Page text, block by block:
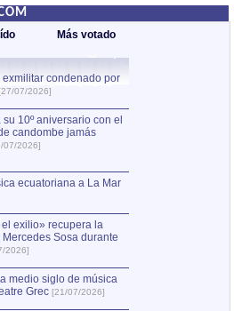
Más votado
condenado por
07/2026]
10º aniversario con el
candombe jamás
07/2026]
ecuatoriana a La Mar
exilio» recupera la
Sosa durante
2026]
medio siglo de música
Grec [21/07/2026]